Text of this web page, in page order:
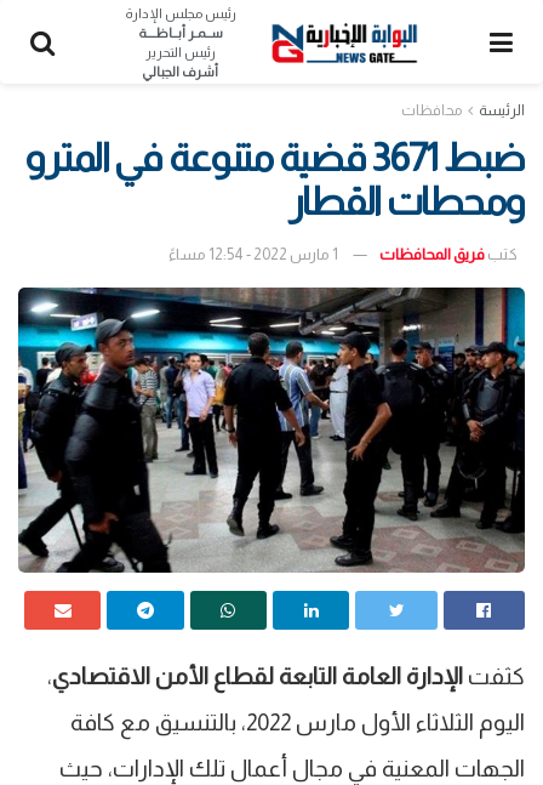
رئيس مجلس الإدارة
ســمـر أبــاظــــة
رئيس التحرير
أشرف الجبالي
الرئيسة محافظات
ضبط 3671 قضية متنوعة في المترو
ومحطات القطار
كتب فريق المحافظات 1 مارس 2022 - 12:54 مساءً
كثفت الإدارة العامة التابعة لقطاع الأمن الاقتصادي،
اليوم الثلاثاء الأول مارس 2022، بالتنسيق مع كافة
الجهات المعنية في مجال أعمال تلك الإدارات، حيث